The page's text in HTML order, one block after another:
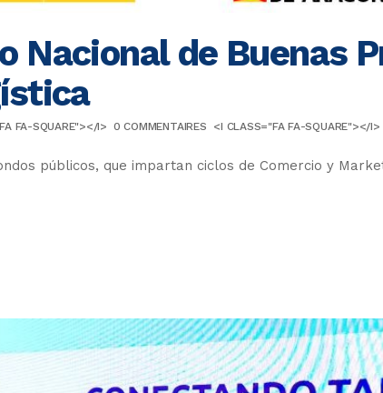
Nacional de Buenas
FA-SQUARE"></I> 0 COMMENTAIRES <I CLASS="FA FA-SQUARE"></I>
públicos, que impartan ciclos de Comercio y